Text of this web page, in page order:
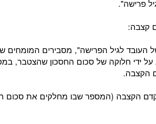
פרישה".
קצבה:
העובד לגיל הפרישה", מסבירים
על ידי חלוקה של סכום החסכון שהצטבר,
הקצבה.
הקצבה (המספר שבו מחלקים את סכום